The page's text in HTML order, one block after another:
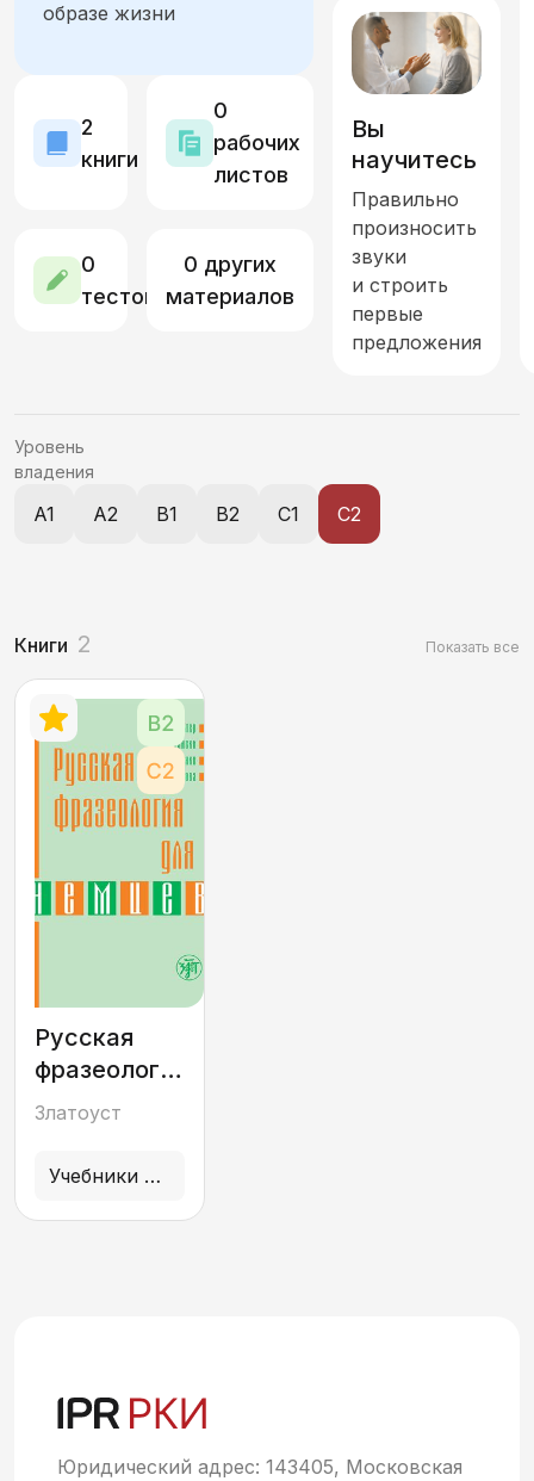
Семья и друзья. Отношения и общение
Искусство, культура и история
Количество, время, единицы измерения,
Путешествия и туризм
Страна и мир. География, национальности
образе жизни
2
книги
0
рабочих
листов
0
тестов
0 других
материалов
Вы
научитесь
Правильно
произносить
звуки
и строить
первые
предложения
Уровень
владения
A1 A2 B1 B2 C1 C2
Книги 2 Показать все
Русская
фразеология
для немцев
Златоуст
Учебники и учебные пособия
Юридический адрес: 143405, Московская